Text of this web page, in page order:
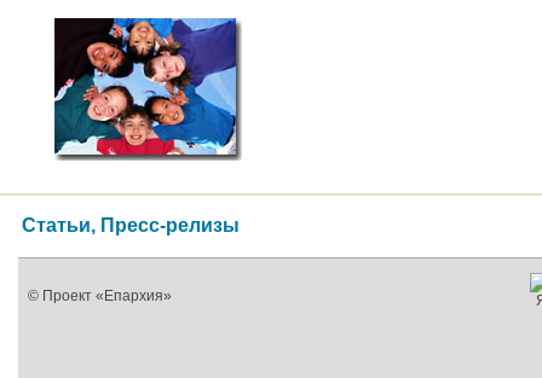
Статьи, Пресс-релизы
© Проект «Епархия»